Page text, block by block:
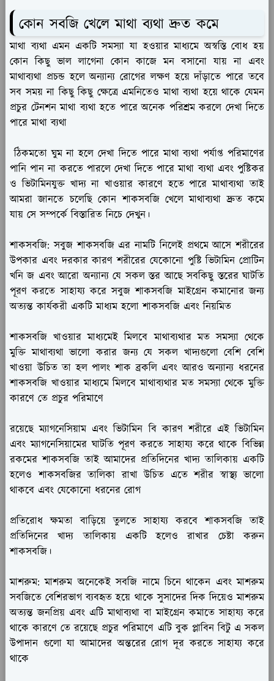
কোন সবজি খেলে মাথা ব্যথা দ্রুত কমে
মাথা ব্যথা এমন একটি সমস্যা যা হওয়ার মাধ্যমে অস্বস্তি বোধ হয়
কোন কিছু ভাল লাগেনা কোন কাজে মন বসানো যায় না এবং
মাথাব্যথা প্রচন্ড হলে অন্যান্য রোগের লক্ষণ হয়ে দাঁড়াতে পারে তবে
সব সময় না কিছু কিছু ক্ষেত্রে এমনিতেও মাথা ব্যথা হয়ে থাকে যেমন
প্রচুর টেনশন মাথা ব্যথা হতে পারে অনেক পরিশ্রম করলে দেখা দিতে
পারে মাথা ব্যথা
ঠিকমতো ঘুম না হলে দেখা দিতে পারে মাথা ব্যথা পর্যাপ্ত পরিমাণের
পানি পান না করতে পারলে দেখা দিতে পারে মাথা ব্যথা এবং পুষ্টিকর
ও ভিটামিনযুক্ত খাদ্য না খাওয়ার কারণে হতে পারে মাথাব্যথা তাই
আমরা জানতে চলেছি কোন শাকসবজি খেলে মাথাব্যথা দ্রুত কমে
যায় সে সম্পর্কে বিস্তারিত নিচে দেখুন।
শাকসবজি: সবুজ শাকসবজি এর নামটি নিলেই প্রথমে আসে শরীরের
উপকার এবং দরকার কারণ শরীরের যেকোনো পুষ্টি ভিটামিন প্রোটিন
খনি জ এবং আরো অন্যান্য যে সকল স্তর আছে সবকিছু স্তরের ঘাটতি
পূরণ করতে সাহায্য করে সবুজ শাকসবজি মাইগ্রেন কমানোর জন্য
অত্যন্ত কার্যকরী একটি মাধ্যম হলো শাকসবজি এবং নিয়মিত
শাকসবজি খাওয়ার মাধ্যমেই মিলবে মাথাব্যথার মত সমস্যা থেকে
মুক্তি মাথাব্যথা ভালো করার জন্য যে সকল খাদ্যগুলো বেশি বেশি
খাওয়া উচিত তা হল পালং শাক ব্রকলি এবং আরও অন্যান্য ধরনের
শাকসবজি খাওয়ার মাধ্যমে মিলবে মাথাব্যথার মত সমস্যা থেকে মুক্তি
কারণে তে প্রচুর পরিমাণে
রয়েছে ম্যাগনেসিয়াম এবং ভিটামিন বি কারণ শরীরে এই ভিটামিন
এবং ম্যাগনেসিয়ামের ঘাটতি পূরণ করতে সাহায্য করে থাকে বিভিন্ন
রকমের শাকসবজি তাই আমাদের প্রতিদিনের খাদ্য তালিকায় একটি
হলেও শাকসবজির তালিকা রাখা উচিত এতে শরীর স্বাস্থ্য ভালো
থাকবে এবং যেকোনো ধরনের রোগ
প্রতিরোধ ক্ষমতা বাড়িয়ে তুলতে সাহায্য করবে শাকসবজি তাই
প্রতিদিনের খাদ্য তালিকায় একটি হলেও রাখার চেষ্টা করুন
শাকসবজি।
মাশরুম: মাশরুম অনেকেই সবজি নামে চিনে থাকেন এবং মাশরুম
সবজিতে বেশিরভাগ ব্যবহৃত হয়ে থাকে সুসাদের দিক দিয়েও মাশরুম
অত্যন্ত জনপ্রিয় এবং এটি মাথাব্যথা বা মাইগ্রেন কমাতে সাহায্য করে
থাকে কারণে তে রয়েছে প্রচুর পরিমাণে এটি বুক প্লাবিন বিটু এ সকল
উপাদান গুলো যা আমাদের অন্তরের রোগ দূর করতে সাহায্য করে
থাকে